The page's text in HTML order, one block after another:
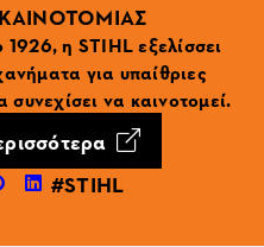
η STIHL εξελίσσει
για υπαίθριες
συνεχίσει να καινοτομεί.
#STIHL